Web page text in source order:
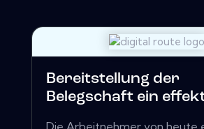
Bereitstellung der
Belegschaft ein